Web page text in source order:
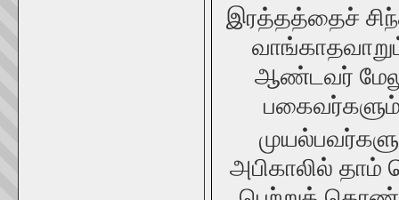
இரத்தத்தைச்
ஆண்டவர்
அபிகாலில்